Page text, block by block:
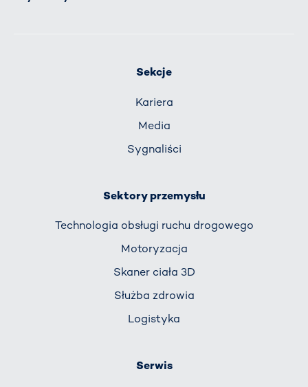
Sekcje
Kariera
Media
Sygnaliści
Sektory przemysłu
Technologia obsługi ruchu drogowego
Motoryzacja
Skaner ciała 3D
Służba zdrowia
Logistyka
Serwis